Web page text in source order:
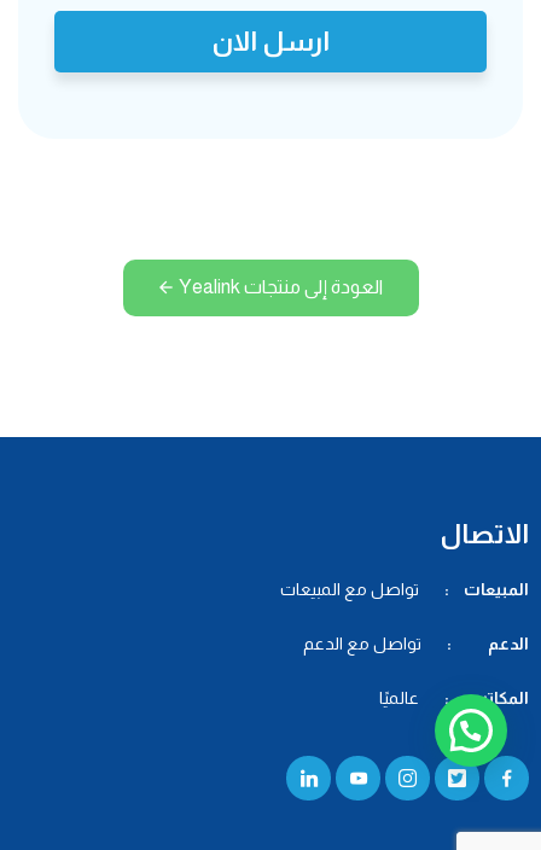
ارسل الان
العودة إلى منتجات Yealink
الاتصال
المبيعات : تواصل مع المبيعات
الدعم : تواصل مع الدعم
المكاتب : عالميًا